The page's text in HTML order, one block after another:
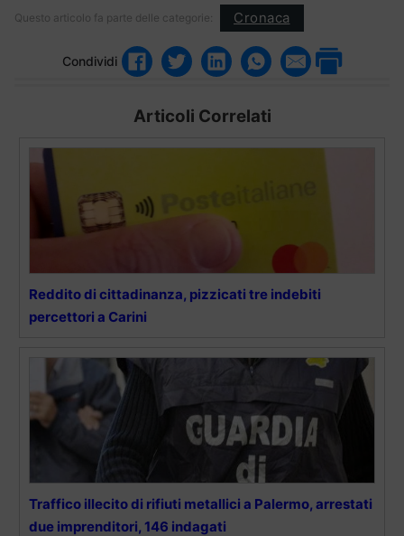
Questo articolo fa parte delle categorie: Cronaca
Condividi
Articoli Correlati
Reddito di cittadinanza, pizzicati tre indebiti
percettori a Carini
Traffico illecito di rifiuti metallici a Palermo, arrestati
due imprenditori, 146 indagati